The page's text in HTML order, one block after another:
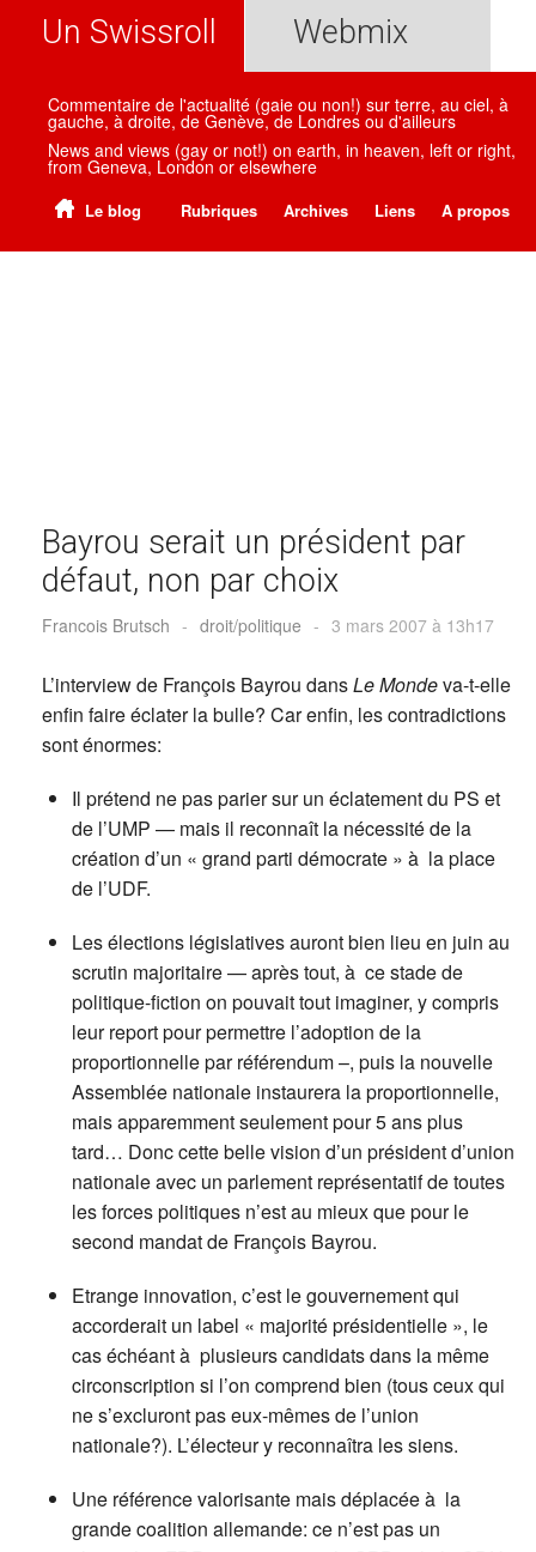
Un Swissroll Webmix
Commentaire de l'actualité (gaie ou non!) sur terre, au ciel, à
gauche, à droite, de Genève, de Londres ou d'ailleurs
News and views (gay or not!) on earth, in heaven, left or right,
from Geneva, London or elsewhere
Le blog Rubriques Archives Liens A propos
Bayrou serait un président par
défaut, non par choix
Francois Brutsch - droit/politique - 3 mars 2007 à 13h17
L’interview de François Bayrou dansLe Mondeva-t-elle
enfin faire éclater la bulle? Car enfin, les contradictions
sont énormes:
Il prétend ne pas parier sur un éclatement du PS et
de l’UMP — mais il reconnaît la nécessité de la
création d’un « grand parti démocrate » à la place
de l’UDF.
Les élections législatives auront bien lieu en juin au
scrutin majoritaire — après tout, à ce stade de
politique-fiction on pouvait tout imaginer, y compris
leur report pour permettre l’adoption de la
proportionnelle par référendum –, puis la nouvelle
Assemblée nationale instaurera la proportionnelle,
mais apparemment seulement pour 5 ans plus
tard… Donc cette belle vision d’un président d’union
nationale avec un parlement représentatif de toutes
les forces politiques n’est au mieux que pour le
second mandat de François Bayrou.
Etrange innovation, c’est le gouvernement qui
accorderait un label « majorité présidentielle », le
cas échéant à plusieurs candidats dans la même
circonscription si l’on comprend bien (tous ceux qui
ne s’excluront pas eux-mêmes de l’union
nationale?). L’électeur y reconnaîtra les siens.
Une référence valorisante mais déplacée à la
grande coalition allemande: ce n’est pas un